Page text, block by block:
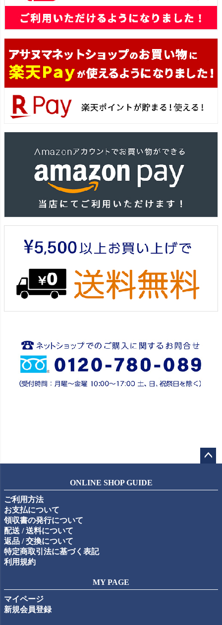
ップ
ONLINE SHOP GUIDE
ご利用方法
お支払について
領収書の発行について
配送 / 送料について
返品 / 交換について
特定商取引法に基づく表記
利用規約
MY PAGE
マイページ
新規会員登録